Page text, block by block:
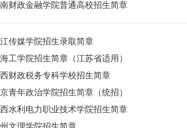
财政金融学院普通高校招生简章
传媒学院招生录取简章
工学院招生简章（江苏省适用）
财政税务专科学校招生简章
青年政治学院招生简章（统招）
水利电力职业技术学院招生简章